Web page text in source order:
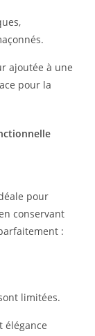
ajoutée à une
pour la
pour
conservant
:
limitées.
élégance